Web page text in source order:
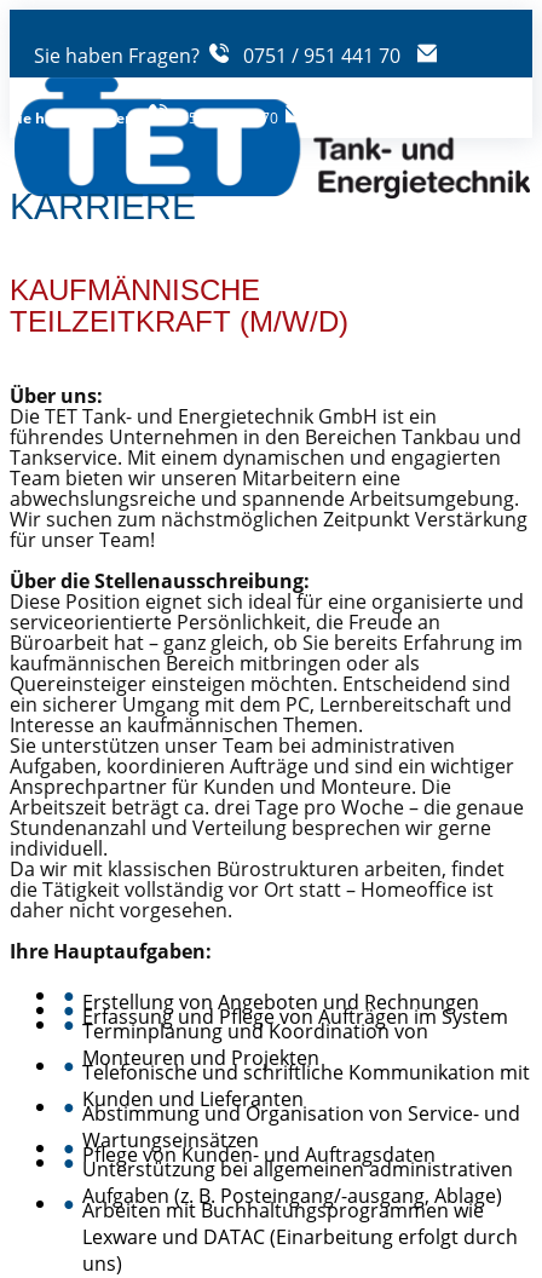
Sie haben Fragen? 0751 / 951 441 70
Sie haben Fragen? 0751/95144170
KARRIERE
KAUFMÄNNISCHE
TEILZEITKRAFT (M/W/D)
Über uns:
Die TET Tank- und Energietechnik GmbH ist ein
führendes Unternehmen in den Bereichen Tankbau und
Tankservice. Mit einem dynamischen und engagierten
Team bieten wir unseren Mitarbeitern eine
abwechslungsreiche und spannende Arbeitsumgebung.
Wir suchen zum nächstmöglichen Zeitpunkt Verstärkung
für unser Team!
Über die Stellenausschreibung:
Diese Position eignet sich ideal für eine organisierte und
serviceorientierte Persönlichkeit, die Freude an
Büroarbeit hat – ganz gleich, ob Sie bereits Erfahrung im
kaufmännischen Bereich mitbringen oder als
Quereinsteiger einsteigen möchten. Entscheidend sind
ein sicherer Umgang mit dem PC, Lernbereitschaft und
Interesse an kaufmännischen Themen.
Sie unterstützen unser Team bei administrativen
Aufgaben, koordinieren Aufträge und sind ein wichtiger
Ansprechpartner für Kunden und Monteure. Die
Arbeitszeit beträgt ca. drei Tage pro Woche – die genaue
Stundenanzahl und Verteilung besprechen wir gerne
individuell.
Da wir mit klassischen Bürostrukturen arbeiten, findet
die Tätigkeit vollständig vor Ort statt – Homeoffice ist
daher nicht vorgesehen.
Ihre Hauptaufgaben:
● Erstellung von Angeboten und Rechnungen
● Erfassung und Pflege von Aufträgen im System
● Terminplanung und Koordination von
Monteuren und Projekten
● Telefonische und schriftliche Kommunikation mit
Kunden und Lieferanten
● Abstimmung und Organisation von Service- und
Wartungseinsätzen
● Pflege von Kunden- und Auftragsdaten
● Unterstützung bei allgemeinen administrativen
Aufgaben (z. B. Posteingang/-ausgang, Ablage)
● Arbeiten mit Buchhaltungsprogrammen wie
Lexware und DATAC (Einarbeitung erfolgt durch
uns)